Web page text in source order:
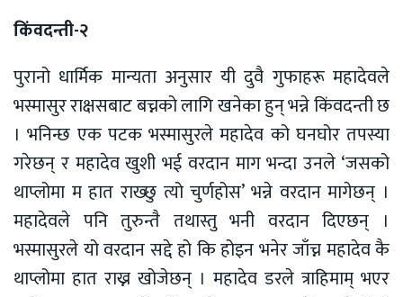
किंवदन्ती-२
पुरानो धार्मिक मान्यता अनुसार यी दुवै गुफाहरू महादेवले
भस्मासुर राक्षसबाट बच्नको लागि खनेका हुन् भन्ने किंवदन्ती छ
। भनिन्छ एक पटक भस्मासुरले महादेव को घनघोर तपस्या
गरेछन् र महादेव खुशी भई वरदान माग भन्दा उनले ‘जसको
थाप्लोमा म हात राख्छु त्यो चुर्णहोस’ भन्ने वरदान मागेछन् ।
महादेवले पनि तुरुन्तै तथास्तु भनी वरदान दिएछन् ।
भस्मासुरले यो वरदान सद्दे हो कि होइन भनेर जाँच्न महादेव कै
थाप्लोमा हात राख्न खोजेछन् । महादेव डरले त्राहिमाम् भएर